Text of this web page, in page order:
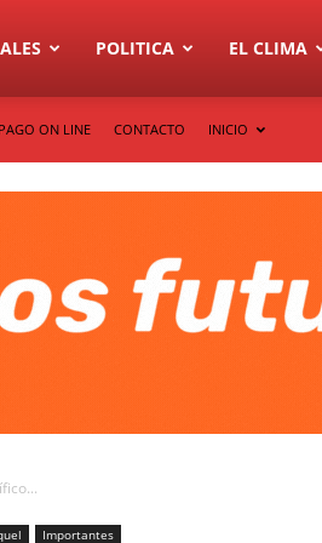
POLITICA EL CLIMA
PAGO ON LINE CONTACTO INICIO
Importantes